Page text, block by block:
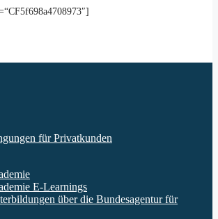
für Privatkunden
E-Learnings
über die Bundesagentur für